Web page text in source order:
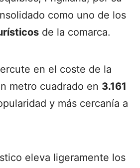
como uno de los
de la comarca.
en el coste de la
metro cuadrado en 3.161
y más cercanía a
eleva ligeramente los